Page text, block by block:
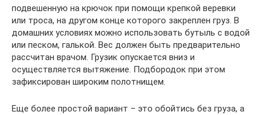
подвешенную на крючок при помощи крепкой веревки
или троса, на другом конце которого закреплен груз. В
домашних условиях можно использовать бутыль с водой
или песком, галькой. Вес должен быть предварительно
рассчитан врачом. Грузик опускается вниз и
осуществляется вытяжение. Подбородок при этом
зафиксирован широким полотнищем.
Еще более простой вариант – это обойтись без груза, а